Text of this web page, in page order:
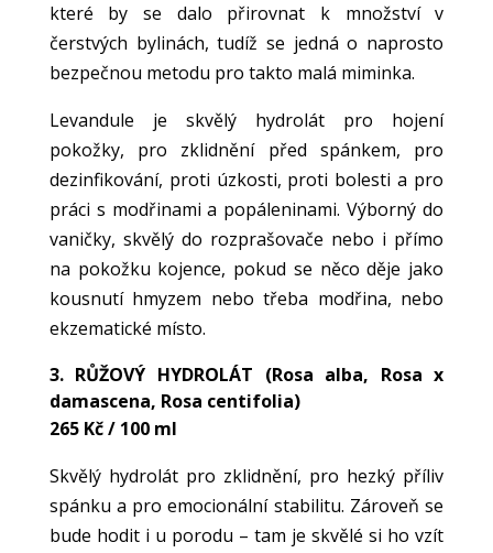
které by se dalo přirovnat k množství v
čerstvých bylinách, tudíž se jedná o naprosto
bezpečnou metodu pro takto malá miminka.
Levandule je skvělý hydrolát pro hojení
pokožky, pro zklidnění před spánkem, pro
dezinfikování, proti úzkosti, proti bolesti a pro
práci s modřinami a popáleninami. Výborný do
vaničky, skvělý do rozprašovače nebo i přímo
na pokožku kojence, pokud se něco děje jako
kousnutí hmyzem nebo třeba modřina, nebo
ekzematické místo.
3. RŮŽOVÝ HYDROLÁT (Rosa alba, Rosa x
damascena, Rosa centifolia)
265 Kč / 100 ml
Skvělý hydrolát pro zklidnění, pro hezký příliv
spánku a pro emocionální stabilitu. Zároveň se
bude hodit i u porodu – tam je skvělé si ho vzít